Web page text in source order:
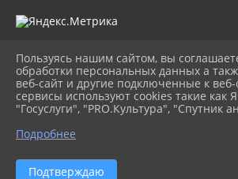
2026 г. muzeitet.ru
Вход
Карта сайта
Политика обработки персональных
Сделано на KubCMS
Пользуясь нашим сайтом, вы
обработки персональных данных а
веб-сайт и другие подключенные к веб-
сервисы используют cookies такие как
"Госуслуги", "PRO.Культура", "Спутник
Подробнее
Подтверждаю